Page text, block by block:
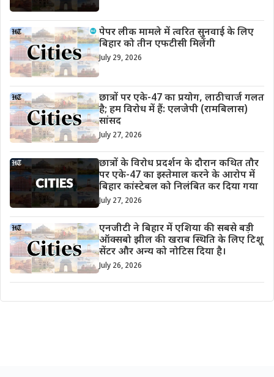
पेपर लीक मामले में त्वरित सुनवाई के लिए
बिहार को तीन एफटीसी मिलेंगी
July 29, 2026
छात्रों पर एके-47 का प्रयोग, लाठीचार्ज गलत
है; हम विरोध में हैं: एलजेपी (रामबिलास)
सांसद
July 27, 2026
छात्रों के विरोध प्रदर्शन के दौरान कथित तौर
पर एके-47 का इस्तेमाल करने के आरोप में
बिहार कांस्टेबल को निलंबित कर दिया गया
July 27, 2026
एनजीटी ने बिहार में एशिया की सबसे बड़ी
ऑक्सबो झील की खराब स्थिति के लिए टिशू
सेंटर और अन्य को नोटिस दिया है।
July 26, 2026